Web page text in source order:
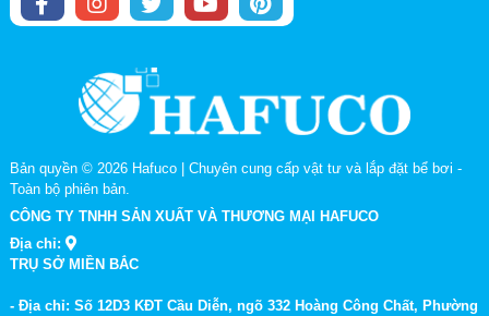
Bản quyền © 2026 Hafuco | Chuyên cung cấp vật tư và lắp đặt bể bơi -
Toàn bộ phiên bản.
CÔNG TY TNHH SẢN XUẤT VÀ THƯƠNG MẠI HAFUCO
Địa chỉ:
TRỤ SỞ MIỀN BẮC
- Địa chỉ: Số 12D3 KĐT Cầu Diễn, ngõ 332 Hoàng Công Chất, Phường